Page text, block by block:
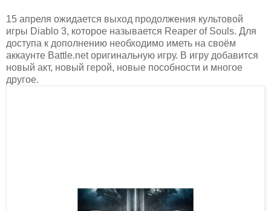
15 апреля ожидается выход продолжения культовой
игры Diablo 3, которое называется Reaper of Souls. Для
доступа к дополнению необходимо иметь на своём
аккаунте Battle.net оригинальную игру. В игру добавится
новый акт, новый герой, новые пособности и многое
другое.